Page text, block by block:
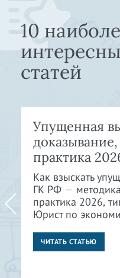
10
статей
Упущенная
практика
Как взыскать
ГК РФ — методика
практика 2026,
Юрист по
ЧИТАТЬ СТАТЬЮ